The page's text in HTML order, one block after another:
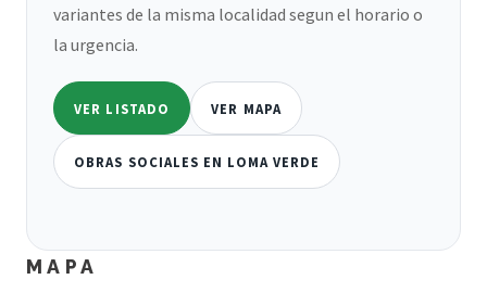
variantes de la misma localidad segun el horario o
la urgencia.
VER LISTADO VER MAPA
OBRAS SOCIALES EN LOMA VERDE
MAPA